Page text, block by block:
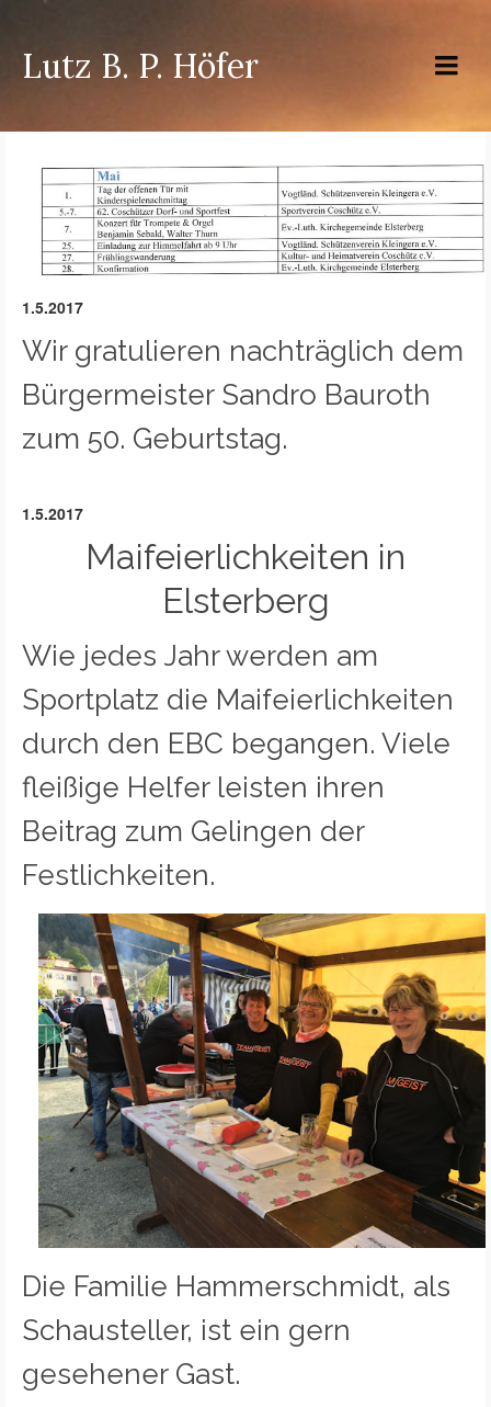
Lutz B. P. Höfer
1.5.2017
Wir gratulieren nachträglich dem
Bürgermeister Sandro Bauroth
zum 50. Geburtstag.
1.5.2017
Maifeierlichkeiten in
Elsterberg
Wie jedes Jahr werden am
Sportplatz die Maifeierlichkeiten
durch den EBC begangen. Viele
fleißige Helfer leisten ihren
Beitrag zum Gelingen der
Festlichkeiten.
Die Familie Hammerschmidt, als
Schausteller, ist ein gern
gesehener Gast.